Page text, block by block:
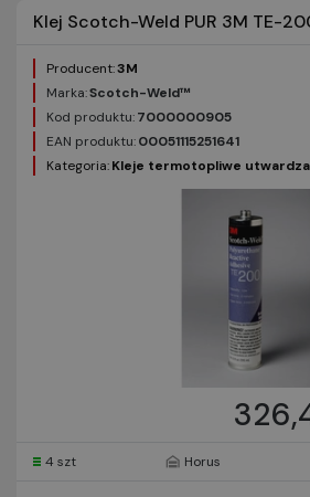
Klej Scotch-Weld PUR 3M TE-
Producent:3M
Marka:Scotch-Weld™
Kod produktu:7000000905
EAN produktu:00051115251641
Kategoria:Kleje termotopliwe
4 szt Horus